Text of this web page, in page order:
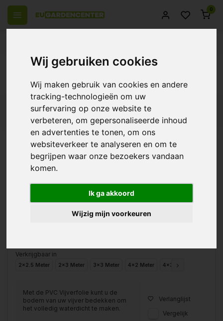
Wij gebruiken cookies
Wij maken gebruik van cookies en andere
tracking-technologieën om uw
surfervaring op onze website te
verbeteren, om gepersonaliseerde inhoud
en advertenties te tonen, om ons
websiteverkeer te analyseren en om te
begrijpen waar onze bezoekers vandaan
komen.
Ik ga akkoord
Wijzig mijn voorkeuren
0
Terug
Producten getagd met PVC
Aquaking PVC Vijverfolie
€25,58
Verkrijgbaar in
2x2.5 Meter 2x3 Meter 3x3 Meter 4x2 Meter 4x3 Meter
Met de PVC Vijverfolie kunt u de
bodem van uw vijver bedekken om
het volledig waterdicht te maken.
Verlanglijst
Vergelijk